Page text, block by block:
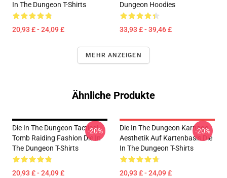
In The Dungeon T-Shirts
20,93 £ - 24,09 £
Dungeon Hoodies
33,93 £ - 39,46 £
MEHR ANZEIGEN
Ähnliche Produkte
Die In The Dungeon Tactical
Tomb Raiding Fashion Die In
The Dungeon T-Shirts
20,93 £ - 24,09 £
-20%
Die In The Dungeon Karnage
Aesthetik Auf Kartenbasis Die
In The Dungeon T-Shirts
20,93 £ - 24,09 £
-20%